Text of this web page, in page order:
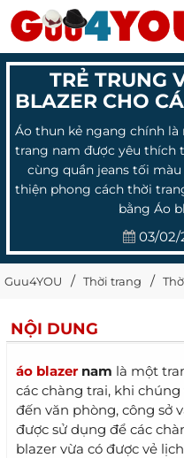
TRẺ TRUNG
BLAZER CHO
Áo thun kẻ ngang chính
trang nam được yêu thích
cùng quần jeans tối
thiện phong cách thời
bằng Áo
03/02/
Guu4YOU Thời trang
NỘI DUNG
áo blazernam là một
các chàng trai, khi
đến văn phòng, công sở
được sử dụng để các
blazer vừa có được vẻ